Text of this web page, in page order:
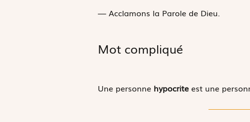
— Acclamons la Parole de Dieu.
Mot compliqué
Une personne hypocrite est une